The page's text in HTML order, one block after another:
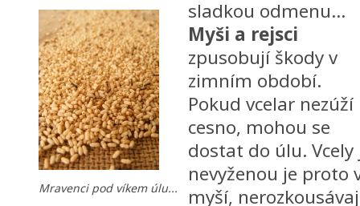
sladkou odmenu...
Mravenci pod víkem úlu...
Myši a rejsci
zpusobují škody v
zimním období.
Pokud vcelar nezúží
cesno, mohou se
dostat do úlu.
nevyženou je proto
myší,